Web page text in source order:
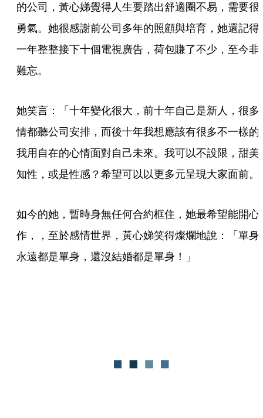
的公司，黃心娣覺得人生要踏出舒適圈不易，需要很
勇氣。她很感謝前公司多年的照顧與培育，她還記得
一年整整接下十個電視廣告，荷包賺了不少，至今非
難忘。
她笑言：「十年變化很大，前十年自己是新人，很多
情都聽公司安排，而後十年我想應該有很多不一樣的
我用自在的心情面對自己未來。我可以不設限，甜美
知性，或是性感？希望可以以更多元呈現大家面前。
如今的她，暫時身無任何合約框住，她最希望能開心
作，，至於感情世界，黃心娣笑得燦爛地說：「單身
永遠都是單身，還沒結婚都是單身！」